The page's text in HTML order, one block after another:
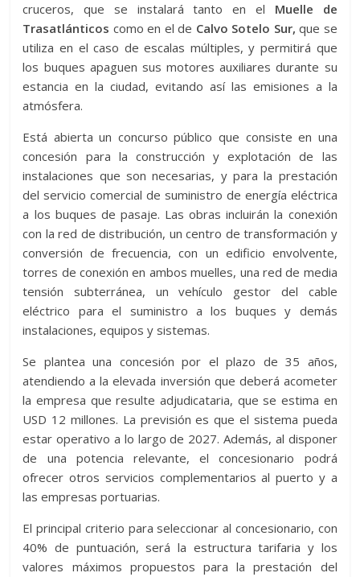
cruceros, que se instalará tanto en el Muelle de
Trasatlánticos como en el de Calvo Sotelo Sur, que se
utiliza en el caso de escalas múltiples, y permitirá que
los buques apaguen sus motores auxiliares durante su
estancia en la ciudad, evitando así las emisiones a la
atmósfera.
Está abierta un concurso público que consiste en una
concesión para la construcción y explotación de las
instalaciones que son necesarias, y para la prestación
del servicio comercial de suministro de energía eléctrica
a los buques de pasaje. Las obras incluirán la conexión
con la red de distribución, un centro de transformación y
conversión de frecuencia, con un edificio envolvente,
torres de conexión en ambos muelles, una red de media
tensión subterránea, un vehículo gestor del cable
eléctrico para el suministro a los buques y demás
instalaciones, equipos y sistemas.
Se plantea una concesión por el plazo de 35 años,
atendiendo a la elevada inversión que deberá acometer
la empresa que resulte adjudicataria, que se estima en
USD 12 millones. La previsión es que el sistema pueda
estar operativo a lo largo de 2027. Además, al disponer
de una potencia relevante, el concesionario podrá
ofrecer otros servicios complementarios al puerto y a
las empresas portuarias.
El principal criterio para seleccionar al concesionario, con
40% de puntuación, será la estructura tarifaria y los
valores máximos propuestos para la prestación del